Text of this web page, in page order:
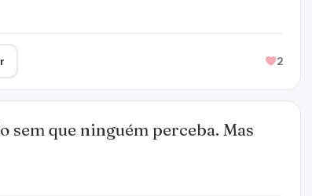
2
sem que ninguém perceba. Mas